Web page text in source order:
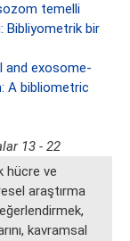
temelli
Bibliyometrik bir
and exosome-
A bibliometric
13 - 22
hücre ve
araştırma
kavramsal